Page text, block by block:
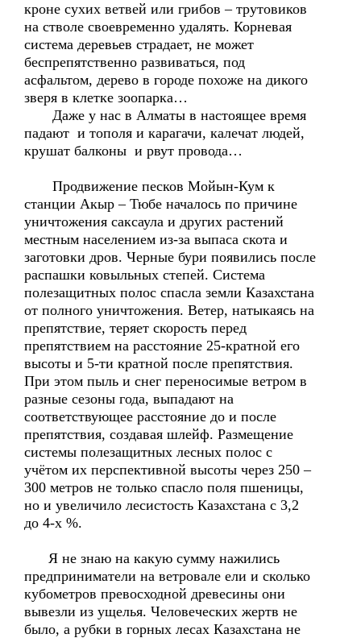
кроне сухих ветвей или грибов – трутовиков
на стволе своевременно удалять. Корневая
система деревьев страдает, не может
беспрепятственно развиваться, под
асфальтом, дерево в городе похоже на дикого
зверя в клетке зоопарка…
Даже у нас в Алматы в настоящее время
падают и тополя и карагачи, калечат людей,
крушат балконы и рвут провода…
Продвижение песков Мойын-Кум к
станции Акыр – Тюбе началось по причине
уничтожения саксаула и других растений
местным населением из-за выпаса скота и
заготовки дров. Черные бури появились после
распашки ковыльных степей. Система
полезащитных полос спасла земли Казахстана
от полного уничтожения. Ветер, натыкаясь на
препятствие, теряет скорость перед
препятствием на расстояние 25-кратной его
высоты и 5-ти кратной после препятствия.
При этом пыль и снег переносимые ветром в
разные сезоны года, выпадают на
соответствующее расстояние до и после
препятствия, создавая шлейф. Размещение
системы полезащитных лесных полос с
учётом их перспективной высоты через 250 –
300 метров не только спасло поля пшеницы,
но и увеличило лесистость Казахстана с 3,2
до 4-х %.
Я не знаю на какую сумму нажились
предприниматели на ветровале ели и сколько
кубометров превосходной древесины они
вывезли из ущелья. Человеческих жертв не
было, а рубки в горных лесах Казахстана не